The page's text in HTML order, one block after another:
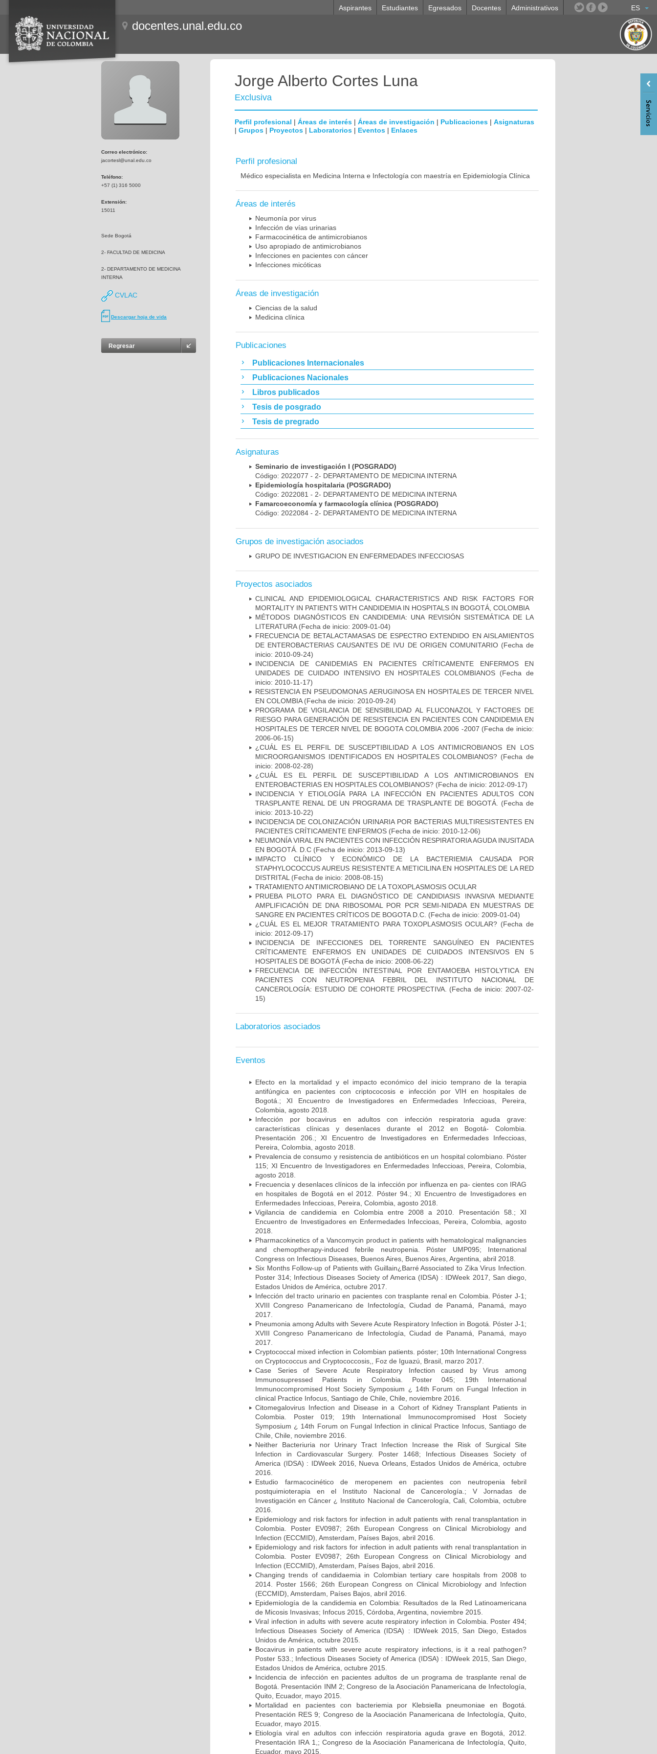
ES
Aspirantes Estudiantes Egresados Docentes Administrativos
docentes.unal.edu.co
Correo electrónico:
jacortesl@unal.edu.co
Teléfono:
+57 (1) 316 5000
Extensión:
15011
Sede Bogotá
2- FACULTAD DE MEDICINA
2- DEPARTAMENTO DE MEDICINA
INTERNA
CVLAC
Descargar hoja de vida
Regresar
Jorge Alberto Cortes Luna
Exclusiva
Perfil profesional | Áreas de interés | Áreas de investigación | Publicaciones | Asignaturas
| Grupos | Proyectos | Laboratorios | Eventos | Enlaces
Perfil profesional
Médico especialista en Medicina Interna e Infectología con maestría en Epidemiología Clínica
Áreas de interés
Neumonía por virus
Infección de vías urinarias
Farmacocinética de antimicrobianos
Uso apropiado de antimicrobianos
Infecciones en pacientes con cáncer
Infecciones micóticas
Áreas de investigación
Ciencias de la salud
Medicina clínica
Publicaciones
Publicaciones Internacionales
Publicaciones Nacionales
Libros publicados
Tesis de posgrado
Tesis de pregrado
Asignaturas
Seminario de investigación I (POSGRADO)
Código: 2022077 - 2- DEPARTAMENTO DE MEDICINA INTERNA
Epidemiología hospitalaria (POSGRADO)
Código: 2022081 - 2- DEPARTAMENTO DE MEDICINA INTERNA
Famarcoeconomía y farmacología clínica (POSGRADO)
Código: 2022084 - 2- DEPARTAMENTO DE MEDICINA INTERNA
Grupos de investigación asociados
GRUPO DE INVESTIGACION EN ENFERMEDADES INFECCIOSAS
Proyectos asociados
CLINICAL AND EPIDEMIOLOGICAL CHARACTERISTICS AND RISK FACTORS FOR
MORTALITY IN PATIENTS WITH CANDIDEMIA IN HOSPITALS IN BOGOTÁ, COLOMBIA
MÉTODOS DIAGNÓSTICOS EN CANDIDEMIA: UNA REVISIÓN SISTEMÁTICA DE LA
LITERATURA(Fecha de inicio: 2009-01-04)
FRECUENCIA DE BETALACTAMASAS DE ESPECTRO EXTENDIDO EN AISLAMIENTOS
DE ENTEROBACTERIAS CAUSANTES DE IVU DE ORIGEN COMUNITARIO(Fecha de
inicio: 2010-09-24)
INCIDENCIA DE CANIDEMIAS EN PACIENTES CRÍTICAMENTE ENFERMOS EN
UNIDADES DE CUIDADO INTENSIVO EN HOSPITALES COLOMBIANOS (Fecha de
inicio: 2010-11-17)
RESISTENCIA EN PSEUDOMONAS AERUGINOSA EN HOSPITALES DE TERCER NIVEL
EN COLOMBIA (Fecha de inicio: 2010-09-24)
PROGRAMA DE VIGILANCIA DE SENSIBILIDAD AL FLUCONAZOL Y FACTORES DE
RIESGO PARA GENERACIÓN DE RESISTENCIA EN PACIENTES CON CANDIDEMIA EN
HOSPITALES DE TERCER NIVEL DE BOGOTA COLOMBIA 2006 -2007 (Fecha de inicio:
2006-06-15)
¿CUÁL ES EL PERFIL DE SUSCEPTIBILIDAD A LOS ANTIMICROBIANOS EN LOS
MICROORGANISMOS IDENTIFICADOS EN HOSPITALES COLOMBIANOS? (Fecha de
inicio: 2008-02-28)
¿CUÁL ES EL PERFIL DE SUSCEPTIBILIDAD A LOS ANTIMICROBIANOS EN
ENTEROBACTERIAS EN HOSPITALES COLOMBIANOS? (Fecha de inicio: 2012-09-17)
INCIDENCIA Y ETIOLOGÍA PARA LA INFECCIÓN EN PACIENTES ADULTOS CON
TRASPLANTE RENAL DE UN PROGRAMA DE TRASPLANTE DE BOGOTÁ.
(Fecha de
inicio: 2013-10-22)
INCIDENCIA DE COLONIZACIÓN URINARIA POR BACTERIAS MULTIRESISTENTES EN
PACIENTES CRÍTICAMENTE ENFERMOS (Fecha de inicio: 2010-12-06)
NEUMONÍA VIRAL EN PACIENTES CON INFECCIÓN RESPIRATORIA AGUDA INUSITADA
EN BOGOTÁ. D.C (Fecha de inicio: 2013-09-13)
IMPACTO CLÍNICO Y ECONÓMICO DE LA BACTERIEMIA CAUSADA POR
STAPHYLOCOCCUS AUREUS RESISTENTE A METICILINA EN HOSPITALES DE LA RED
DISTRITAL (Fecha de inicio: 2008-08-15)
TRATAMIENTO ANTIMICROBIANO DE LA TOXOPLASMOSIS OCULAR
PRUEBA PILOTO PARA EL DIAGNÓSTICO DE CANDIDIASIS INVASIVA MEDIANTE
AMPLIFICACIÓN DE DNA RIBOSOMAL POR PCR SEMI-NIDADA EN MUESTRAS DE
SANGRE EN PACIENTES CRÍTICOS DE BOGOTA D.C. (Fecha de inicio: 2009-01-04)
¿CUÁL ES EL MEJOR TRATAMIENTO PARA TOXOPLASMOSIS OCULAR? (Fecha de
inicio: 2012-09-17)
INCIDENCIA DE INFECCIONES DEL TORRENTE SANGUÍNEO EN PACIENTES
CRÍTICAMENTE ENFERMOS EN UNIDADES DE CUIDADOS INTENSIVOS EN 5
HOSPITALES DE BOGOTÁ (Fecha de inicio: 2008-06-22)
FRECUENCIA DE INFECCIÓN INTESTINAL POR ENTAMOEBA HISTOLYTICA EN
PACIENTES CON NEUTROPENIA FEBRIL DEL INSTITUTO NACIONAL DE
CANCEROLOGÍA: ESTUDIO DE COHORTE PROSPECTIVA.
(Fecha de inicio: 2007-02-
15)
Laboratorios asociados
Eventos
Efecto en la mortalidad y el impacto económico del inicio temprano de la terapia
antifúngica en pacientes con criptococosis e infección por VIH en hospitales de
Bogotá.; XI Encuentro de Investigadores en Enfermedades Infeccioas, Pereira,
Colombia, agosto 2018.
Infección por bocavirus en adultos con infección respiratoria aguda grave:
características clínicas y desenlaces durante el 2012 en Bogotá- Colombia.
Presentación 206.; XI Encuentro de Investigadores en Enfermedades Infeccioas,
Pereira, Colombia, agosto 2018.
Prevalencia de consumo y resistencia de antibióticos en un hospital colombiano. Póster
115; XI Encuentro de Investigadores en Enfermedades Infeccioas, Pereira, Colombia,
agosto 2018.
Frecuencia y desenlaces clínicos de la infección por influenza en pa- cientes con IRAG
en hospitales de Bogotá en el 2012. Póster 94.; XI Encuentro de Investigadores en
Enfermedades Infeccioas, Pereira, Colombia, agosto 2018.
Vigilancia de candidemia en Colombia entre 2008 a 2010. Presentación 58.; XI
Encuentro de Investigadores en Enfermedades Infeccioas, Pereira, Colombia, agosto
2018.
Pharmacokinetics of a Vancomycin product in patients with hematological malignancies
and chemoptherapy-induced febrile neutropenia. Póster UMP095; International
Congress on Infectious Diseases, Buenos Aires, Buenos Aires, Argentina, abril 2018.
Six Months Follow-up of Patients with Guillain¿Barré Associated to Zika Virus Infection.
Poster 314; Infectious Diseases Society of America (IDSA) : IDWeek 2017, San diego,
Estados Unidos de América, octubre 2017.
Infección del tracto urinario en pacientes con trasplante renal en Colombia. Póster J-1;
XVIII Congreso Panamericano de Infectología, Ciudad de Panamá, Panamá, mayo
2017.
Pneumonia among Adults with Severe Acute Respiratory Infection in Bogotá. Póster J-1;
XVIII Congreso Panamericano de Infectología, Ciudad de Panamá, Panamá, mayo
2017.
Cryptococcal mixed infection in Colombian patients. póster; 10th International Congress
on Cryptococcus and Cryptococcosis,, Foz de Iguazú, Brasil, marzo 2017.
Case Series of Severe Acute Respiratory Infection caused by Virus among
Immunosupressed Patients in Colombia. Poster 045; 19th International
Immunocompromised Host Society Symposium ¿ 14th Forum on Fungal Infection in
clinical Practice Infocus, Santiago de Chile, Chile, noviembre 2016.
Citomegalovirus Infection and Disease in a Cohort of Kidney Transplant Patients in
Colombia. Poster 019; 19th International Immunocompromised Host Society
Symposium ¿ 14th Forum on Fungal Infection in clinical Practice Infocus, Santiago de
Chile, Chile, noviembre 2016.
Neither Bacteriuria nor Urinary Tract Infection Increase the Risk of Surgical Site
Infection in Cardiovascular Surgery. Poster 1468; Infectious Diseases Society of
America (IDSA) : IDWeek 2016, Nueva Orleans, Estados Unidos de América, octubre
2016.
Estudio farmacocinético de meropenem en pacientes con neutropenia febril
postquimioterapia en el Instituto Nacional de Cancerología.; V Jornadas de
Investigación en Cáncer ¿ Instituto Nacional de Cancerología, Cali, Colombia, octubre
2016.
Epidemiology and risk factors for infection in adult patients with renal transplantation in
Colombia. Poster EV0987; 26th European Congress on Clinical Microbiology and
Infection (ECCMID), Amsterdam, Países Bajos, abril 2016.
Epidemiology and risk factors for infection in adult patients with renal transplantation in
Colombia. Poster EV0987; 26th European Congress on Clinical Microbiology and
Infection (ECCMID), Amsterdam, Países Bajos, abril 2016.
Changing trends of candidaemia in Colombian tertiary care hospitals from 2008 to
2014. Poster 1566; 26th European Congress on Clinical Microbiology and Infection
(ECCMID), Amsterdam, Países Bajos, abril 2016.
Epidemiología de la candidemia en Colombia: Resultados de la Red Latinoamericana
de Micosis Invasivas; Infocus 2015, Córdoba, Argentina, noviembre 2015.
Viral infection in adults with severe acute respiratory infection in Colombia. Poster 494;
Infectious Diseases Society of America (IDSA) : IDWeek 2015, San Diego, Estados
Unidos de América, octubre 2015.
Bocavirus in patients with severe acute respiratory infections, is it a real pathogen?
Poster 533.; Infectious Diseases Society of America (IDSA) : IDWeek 2015, San Diego,
Estados Unidos de América, octubre 2015.
Incidencia de infección en pacientes adultos de un programa de trasplante renal de
Bogotá. Presentación INM 2; Congreso de la Asociación Panamericana de Infectología,
Quito, Ecuador, mayo 2015.
Mortalidad en pacientes con bacteriemia por Klebsiella pneumoniae en Bogotá.
Presentación RES 9; Congreso de la Asociación Panamericana de Infectología, Quito,
Ecuador, mayo 2015.
Etiología viral en adultos con infección respiratoria aguda grave en Bogotá, 2012.
Presentación IRA 1,; Congreso de la Asociación Panamericana de Infectología, Quito,
Ecuador, mayo 2015.